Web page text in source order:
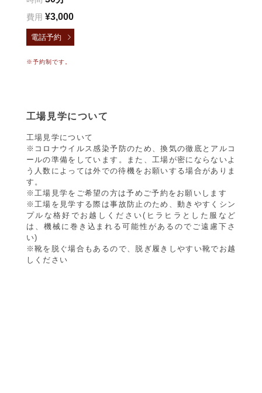
費用 ¥3,000
電話予約
※予約制です。
工場見学について
工場見学について
※コロナウイルス感染予防のため、換気の徹底とアルコ
ールの準備をしています。また、工場が密にならないよ
う人数によっては外での待機をお願いする場合がありま
す。
※工場見学をご希望の方は予めご予約をお願いします
※工場を見学する際は事故防止のため、動きやすくシン
プルな格好でお越しください(ヒラヒラとした服など
は、機械に巻き込まれる可能性があるのでご遠慮下さ
い)
※靴を脱ぐ場合もあるので、脱ぎ履きしやすい靴でお越
しください